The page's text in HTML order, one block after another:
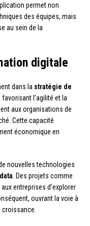
permet non
des équipes, mais
au sein de la
digitale
dans la stratégie de
l’agilité et la
aux organisations de
Cette capacité
économique en
nouvelles technologies
. Des projets comme
entreprises d’explorer
ouvrant la voie à